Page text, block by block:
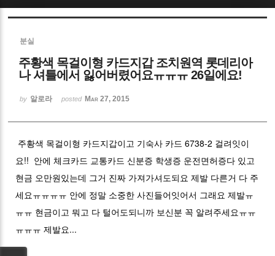
분실
주황색 목걸이형 카드지갑 조치원역 롯데리아
나 셔틀에서 잃어버렸어요ㅠㅠㅠ 26일에요!
by 알로라 posted Mar 27, 2015
주황색 목걸이형 카드지갑이고 기숙사 카드 6738-2 걸려잇이
요!! 안에 체크카드 교통카드 신분증 학생증 운전면허증다 있고
현금 오만원있는데 그거 진짜 가져가셔도되요 제발 다른거 다 주
세요ㅠㅠㅠㅠ 안에 정말 소중한 사진들어잇어서 그래요 제발ㅠ
ㅠㅠ 현금이고 뭐고 다 털어도되니까 보신분 꼭 알려주세요ㅠㅠ
ㅠㅠㅠ 제발요...
Sketchbook5, 스케치북5
Sketchbook5, 스케치북5